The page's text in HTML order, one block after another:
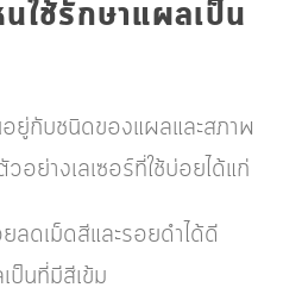
ใช้รักษาแผลเป็น
อยู่กับชนิดของแผลและสภาพ
อย่างเลเซอร์ที่ใช้บ่อยได้แก่
ลดเม็ดสีและรอยดำได้ดี
ป็นที่มีสีเข้ม